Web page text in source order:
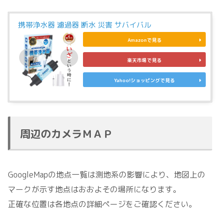
携帯浄水器 濾過器 断水 災害 サバイバル
Amazonで見る
楽天市場で見る
Yahoo!ショッピングで見る
周辺のカメラＭＡＰ
GoogleMapの地点一覧は測地系の影響により、地図上の
マークが示す地点はおおよその場所になります。
正確な位置は各地点の詳細ページをご確認ください。